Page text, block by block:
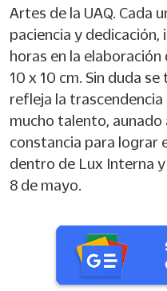
Artes de la UAQ. Cada
paciencia y
horas en la
10 x 10 cm. Sin duda
refleja la
mucho talento, aunado
constancia para lograr
dentro de Lux Interna
8 de mayo.